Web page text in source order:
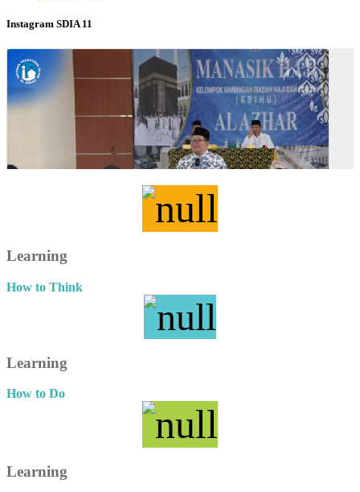
Instagram SDIA 11
Learning
How to Think
Learning
How to Do
Learning